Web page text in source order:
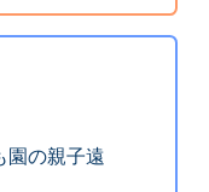
園の親子遠